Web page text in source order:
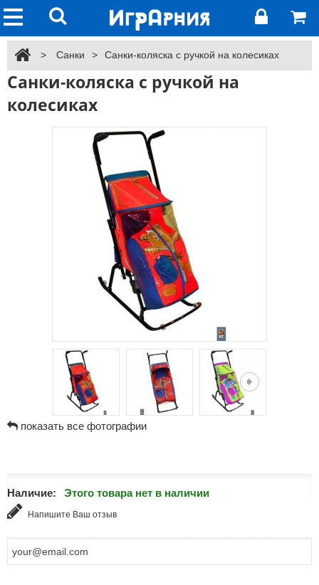
> Санки > Санки-коляска с ручкой на колесиках
Санки-коляска с ручкой на
колесиках
показать все фотографии
Наличие: Этого товара нет в наличии
Напишите Ваш отзыв